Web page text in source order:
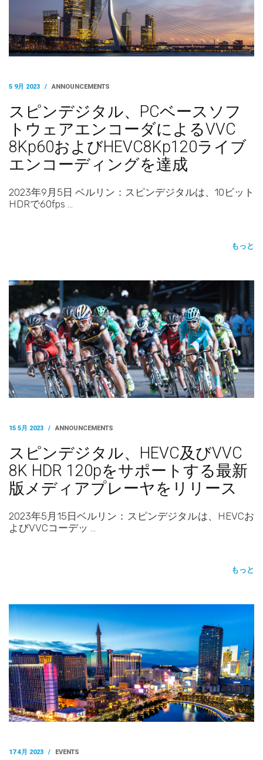
5 9月 2023 / ANNOUNCEMENTS
スピンデジタル、PCベースソフ
トウェアエンコーダによるVVC
8Kp60およびHEVC8Kp120ライブ
エンコーディングを達成
2023年9月5日 ベルリン：スピンデジタルは、10ビット
HDRで60fps …
もっと
15 5月 2023 / ANNOUNCEMENTS
スピンデジタル、HEVC及びVVC
8K HDR 120pをサポートする最新
版メディアプレーヤをリリース
2023年5月15日ベルリン：スピンデジタルは、HEVCお
よびVVCコーデッ …
もっと
17 4月 2023 / EVENTS